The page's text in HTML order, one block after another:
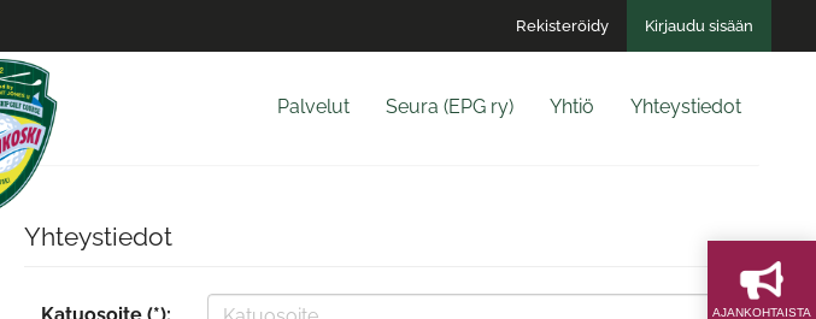
Rekisteröidy Kirjaudu sisään
Yhteystiedot
Yhtiö
Seura (EPG ry)
Palvelut
AJAN­KOHTAISTA
Yhteystiedot